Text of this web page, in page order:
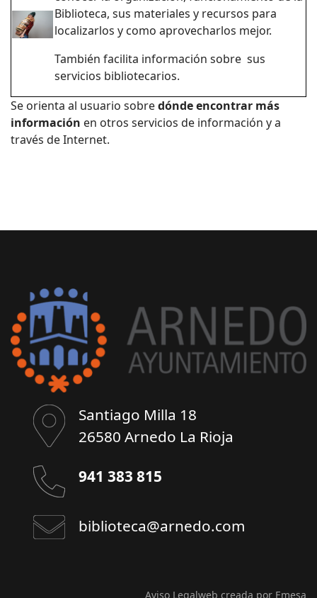
Biblioteca, sus materiales y recursos para
localizarlos y como aprovecharlos mejor.
También facilita información sobre sus
servicios bibliotecarios.
Se orienta al usuario sobredónde encontrar más
información en otros servicios de información y a
través de Internet.
Aviso Legalweb creada por Emesa
Santiago Milla 18
26580 Arnedo La Rioja
941 383 815
biblioteca@arnedo.com